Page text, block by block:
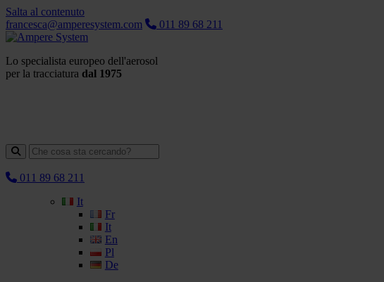
Salta al contenuto
francesca@amperesystem.com
011 89 68 211
Lo specialista europeo dell'aerosol
per la tracciatura dal 1975
011 89 68 211
It
Fr
It
En
Pl
De